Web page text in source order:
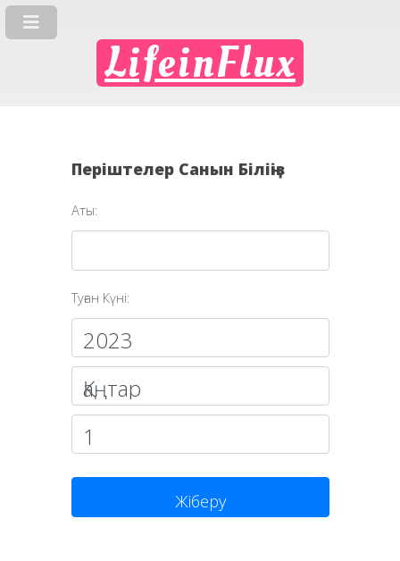
LifeinFlux
Періштелер Санын Біліңіз
Аты:
Туған Күні:
Жіберу